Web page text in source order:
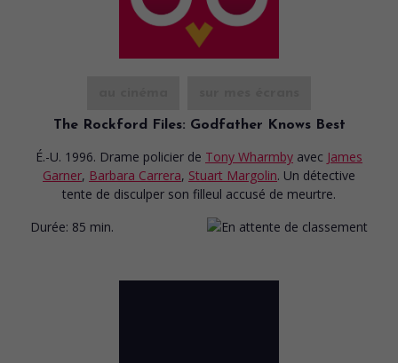
The Rockford Files: Godfather Knows Best
É.-U. 1996. Drame policier de Tony Wharmby avec James
Garner, Barbara Carrera, Stuart Margolin. Un détective
tente de disculper son filleul accusé de meurtre.
Durée: 85 min.